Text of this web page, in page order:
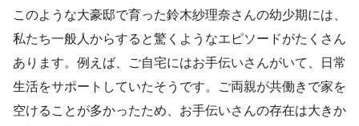
このような大豪邸で育った鈴木紗理奈さんの幼少期には、
私たち一般人からすると驚くようなエピソードがたくさん
あります。例えば、ご自宅にはお手伝いさんがいて、日常
生活をサポートしていたそうです。ご両親が共働きで家を
空けることが多かったため、お手伝いさんの存在は大きか